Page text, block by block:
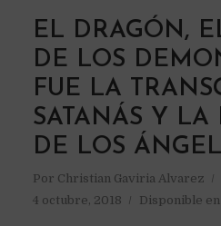
EL DRAGÓN,
DE LOS
FUE LA
SATANÁS Y LA
DE LOS
Por Christian Gaviria Alvarez
4 octubre, 2018
Disponible